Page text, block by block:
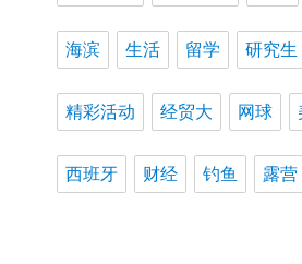
海滨 生活 留学 研究生
精彩活动 经贸大 网球
西班牙 财经 钓鱼 露营